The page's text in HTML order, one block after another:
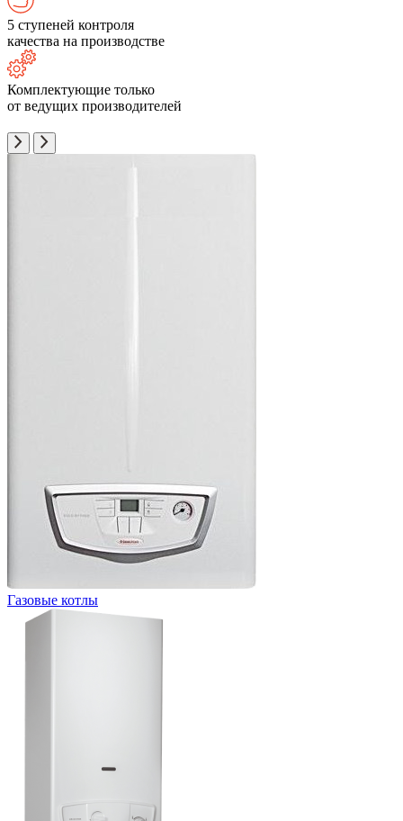
5 ступеней контроля
качества на производстве
Комплектующие только
от ведущих производителей
Газовые котлы